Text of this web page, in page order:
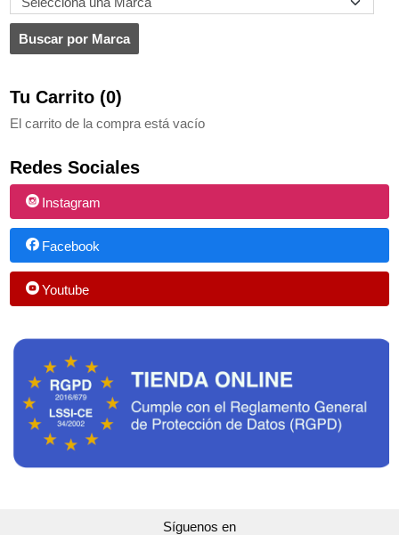
Tu Carrito (0)
El carrito de la compra está vacío
Redes Sociales
Instagram
Facebook
Youtube
Síguenos en